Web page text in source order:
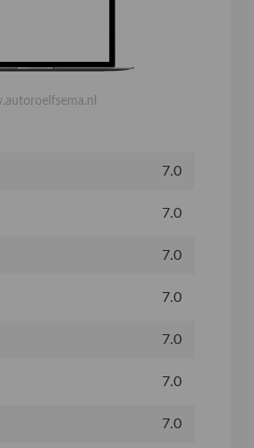
7.0
7.0
7.0
7.0
7.0
7.0
7.0